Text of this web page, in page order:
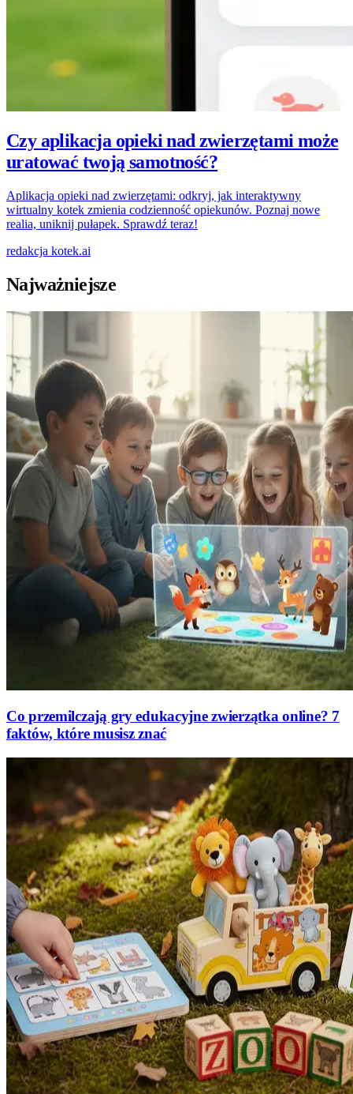
Czy aplikacja opieki nad zwierzętami może
uratować twoją samotność?
Aplikacja opieki nad zwierzętami: odkryj, jak interaktywny
wirtualny kotek zmienia codzienność opiekunów. Poznaj nowe
realia, uniknij pułapek. Sprawdź teraz!
redakcja kotek.ai
Najważniejsze
Co przemilczają gry edukacyjne zwierzątka online? 7
faktów, które musisz znać